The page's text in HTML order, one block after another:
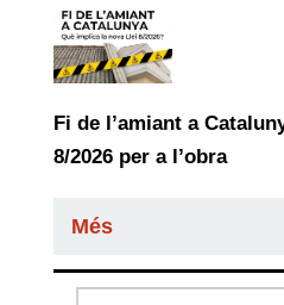
Fi de l’amiant a
8/2026 per a l’obra
Més